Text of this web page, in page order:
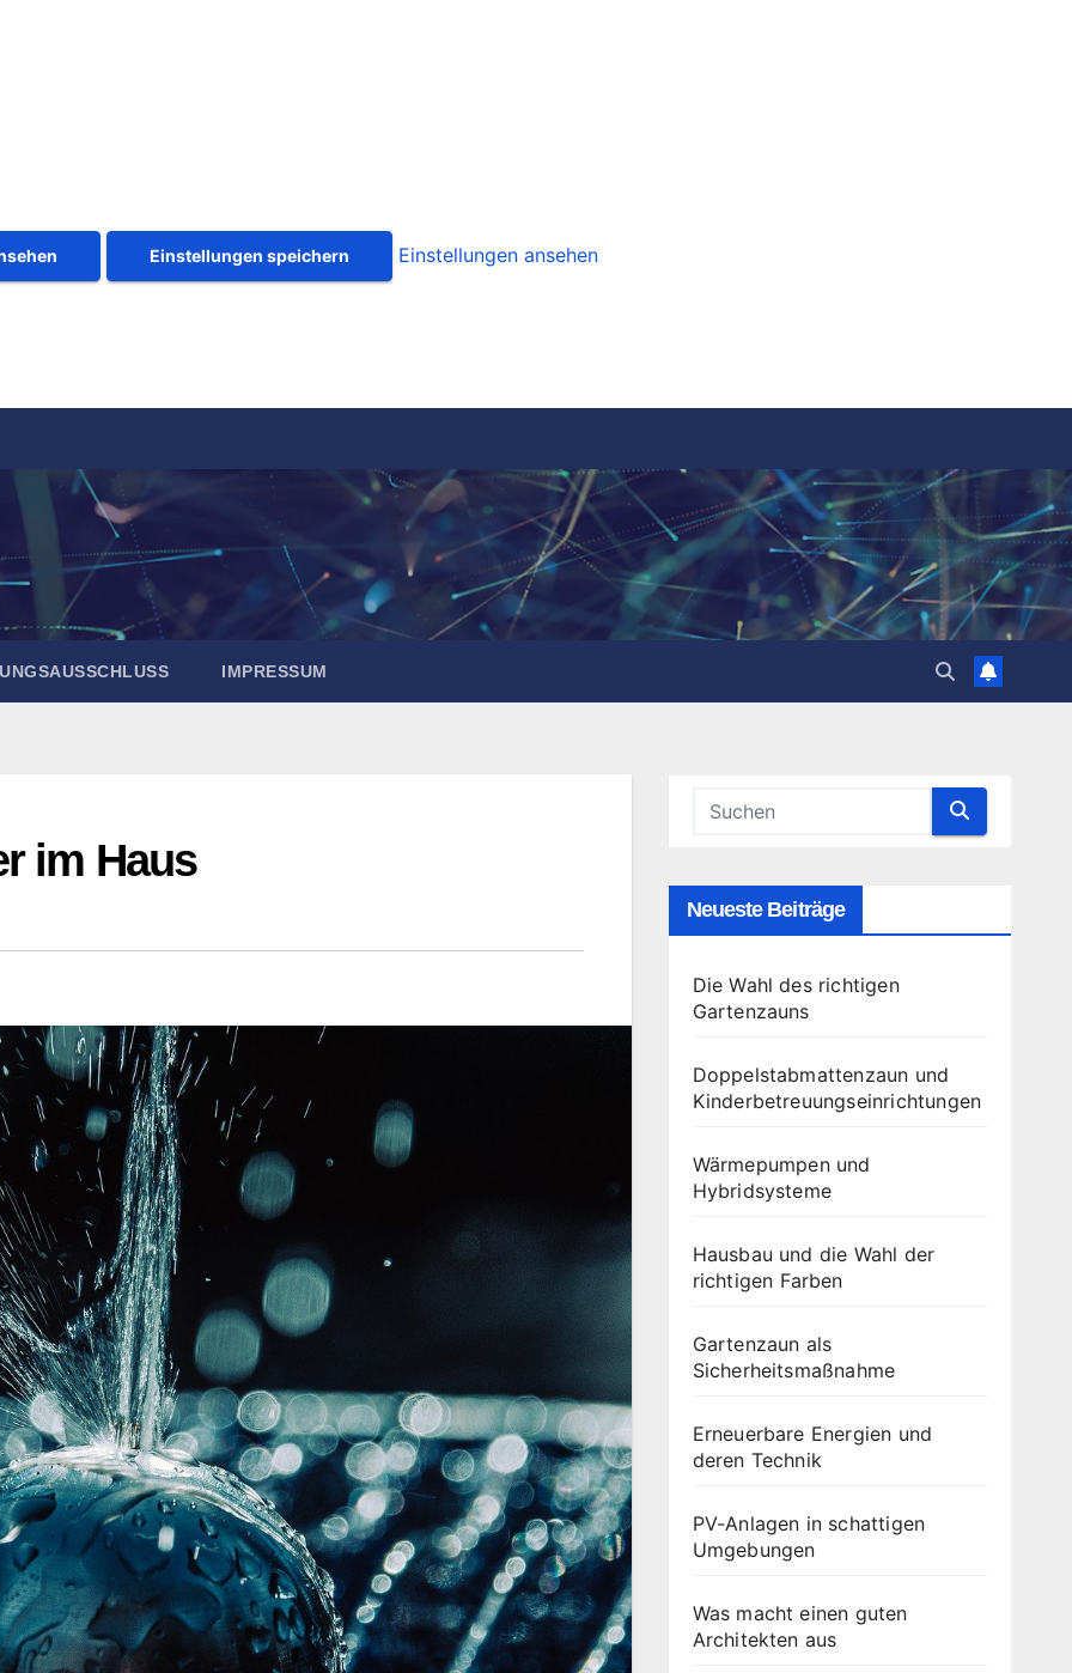
Einstellungen speichern
Einstellungen ansehen
IMPRESSUM
im Haus
Neueste Beiträge
Die Wahl des richtigen
Gartenzauns
Doppelstabmattenzaun und
Kinderbetreuungseinrichtungen
Wärmepumpen und
Hybridsysteme
Hausbau und die Wahl der
richtigen Farben
Gartenzaun als
Sicherheitsmaßnahme
Erneuerbare Energien und
deren Technik
PV-Anlagen in schattigen
Umgebungen
Was macht einen guten
Architekten aus